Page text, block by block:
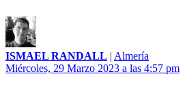
ISMAEL RANDALL | Almería
Miércoles, 29 Marzo 2023 a las 4:57 pm